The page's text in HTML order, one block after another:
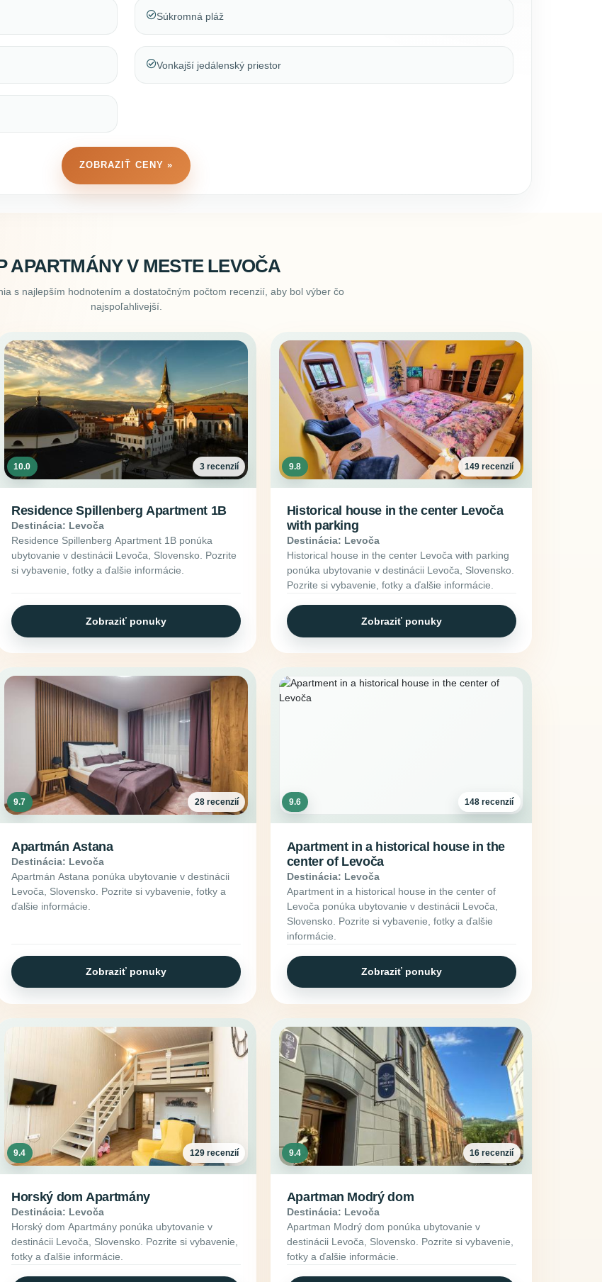
Súkromná pláž
Vonkajší jedálenský priestor
ZOBRAZIŤ CENY »
APARTMÁNY V MESTE LEVOČA
s najlepším hodnotením a dostatočným počtom recenzií, aby bol výber čo
najspoľahlivejší.
10.0 3 recenzií
Residence Spillenberg Apartment 1B
Destinácia: Levoča
Residence Spillenberg Apartment 1B ponúka
ubytovanie v destinácii Levoča, Slovensko. Pozrite
si vybavenie, fotky a ďalšie informácie.
Zobraziť ponuky
9.8 149 recenzií
Historical house in the center Levoča
with parking
Destinácia: Levoča
Historical house in the center Levoča with parking
ponúka ubytovanie v destinácii Levoča, Slovensko.
Pozrite si vybavenie, fotky a ďalšie informácie.
Zobraziť ponuky
9.7 28 recenzií
Apartmán Astana
Destinácia: Levoča
Apartmán Astana ponúka ubytovanie v destinácii
Levoča, Slovensko. Pozrite si vybavenie, fotky a
ďalšie informácie.
Zobraziť ponuky
9.6 148 recenzií
Apartment in a historical house in the
center of Levoča
Destinácia: Levoča
Apartment in a historical house in the center of
Levoča ponúka ubytovanie v destinácii Levoča,
Slovensko. Pozrite si vybavenie, fotky a ďalšie
informácie.
Zobraziť ponuky
9.4 129 recenzií
Horský dom Apartmány
Destinácia: Levoča
Horský dom Apartmány ponúka ubytovanie v
destinácii Levoča, Slovensko. Pozrite si vybavenie,
fotky a ďalšie informácie.
9.4 16 recenzií
Apartman Modrý dom
Destinácia: Levoča
Apartman Modrý dom ponúka ubytovanie v
destinácii Levoča, Slovensko. Pozrite si vybavenie,
fotky a ďalšie informácie.